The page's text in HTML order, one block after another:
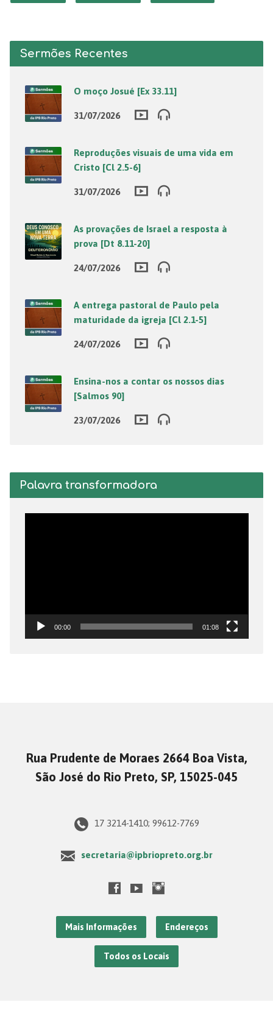
Sermões Recentes
O moço Josué [Ex 33.11]
31/07/2026
Reproduções visuais de uma vida em
Cristo [Cl 2.5-6]
31/07/2026
As provações de Israel a resposta à
prova [Dt 8.11-20]
24/07/2026
A entrega pastoral de Paulo pela
maturidade da igreja [Cl 2.1-5]
24/07/2026
Ensina-nos a contar os nossos dias
[Salmos 90]
23/07/2026
Palavra transformadora
00:00 01:08
Rua Prudente de Moraes 2664 Boa Vista,
São José do Rio Preto, SP, 15025-045
17 3214-1410; 99612-7769
secretaria@ipbriopreto.org.br
Mais Informações Endereços
Todos os Locais